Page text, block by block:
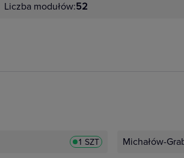
Liczba modułów:52
1 SZT Michałów-